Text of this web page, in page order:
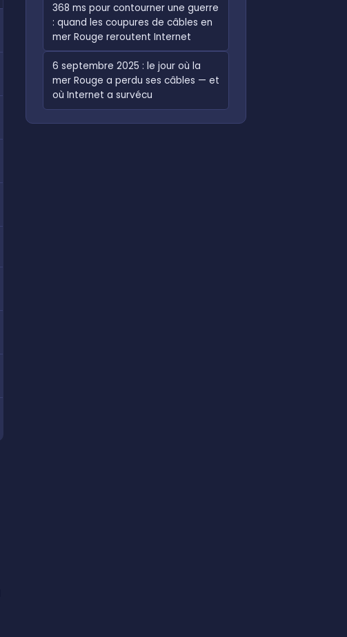
368 ms pour contourner une guerre
: quand les coupures de câbles en
mer Rouge reroutent Internet
6 septembre 2025 : le jour où la
mer Rouge a perdu ses câbles — et
où Internet a survécu